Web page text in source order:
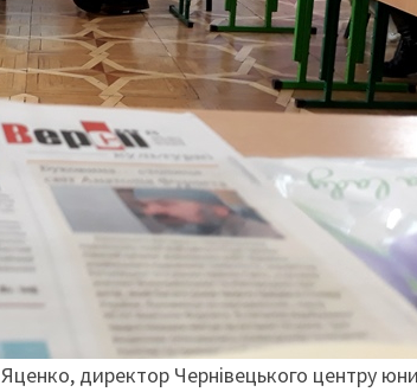
директор Чернівецького центру